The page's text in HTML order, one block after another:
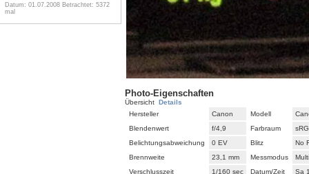
Datum: 01.07.2008 Betrachtet: 5372
mal
Photo-Eigenschaften
Übersicht Details
Hersteller
Canon Modell
Blendenwert
f/4,9 Farbraum
Belichtungsabweichung
0 EV Blitz
No
Brennweite
23,1 mm Messmodus
Verschlusszeit
1/160 sec Datum/Zeit Sa